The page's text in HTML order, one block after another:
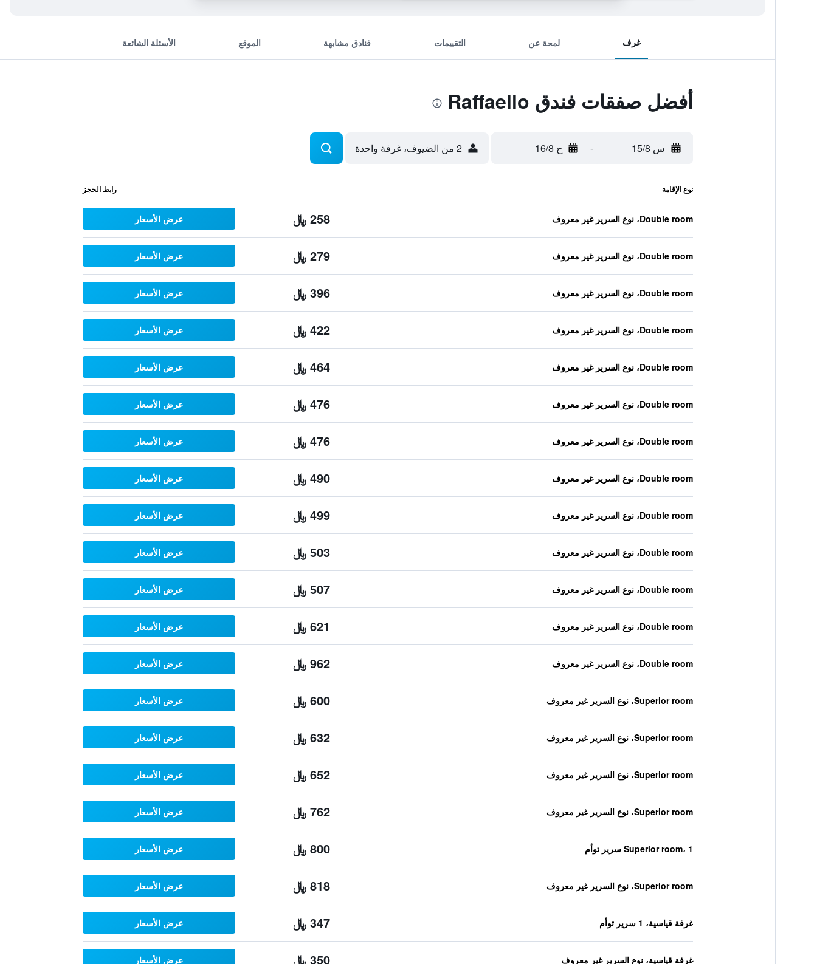
غرف لمحة عن التقييمات فنادق مشابهة الموقع الأسئلة الشائعة
أفضل صفقات فندق Raffaello
س 15/8 - ح 16/8 2 من الضيوف، غرفة واحدة
نوع الإقامة رابط الحجز
Double room، نوع السرير غير معروف 258 ﷼ عرض الأسعار
Double room، نوع السرير غير معروف 279 ﷼ عرض الأسعار
Double room، نوع السرير غير معروف 396 ﷼ عرض الأسعار
Double room، نوع السرير غير معروف 422 ﷼ عرض الأسعار
Double room، نوع السرير غير معروف 464 ﷼ عرض الأسعار
Double room، نوع السرير غير معروف 476 ﷼ عرض الأسعار
Double room، نوع السرير غير معروف 476 ﷼ عرض الأسعار
Double room، نوع السرير غير معروف 490 ﷼ عرض الأسعار
Double room، نوع السرير غير معروف 499 ﷼ عرض الأسعار
Double room، نوع السرير غير معروف 503 ﷼ عرض الأسعار
Double room، نوع السرير غير معروف 507 ﷼ عرض الأسعار
Double room، نوع السرير غير معروف 621 ﷼ عرض الأسعار
Double room، نوع السرير غير معروف 962 ﷼ عرض الأسعار
Superior room، نوع السرير غير معروف 600 ﷼ عرض الأسعار
Superior room، نوع السرير غير معروف 632 ﷼ عرض الأسعار
Superior room، نوع السرير غير معروف 652 ﷼ عرض الأسعار
Superior room، نوع السرير غير معروف 762 ﷼ عرض الأسعار
Superior room، 1 سرير توأم 800 ﷼ عرض الأسعار
Superior room، نوع السرير غير معروف 818 ﷼ عرض الأسعار
غرفة قياسية، 1 سرير توأم 347 ﷼ عرض الأسعار
غرفة قياسية، نوع السرير غير معروف 350 ﷼ عرض الأسعار